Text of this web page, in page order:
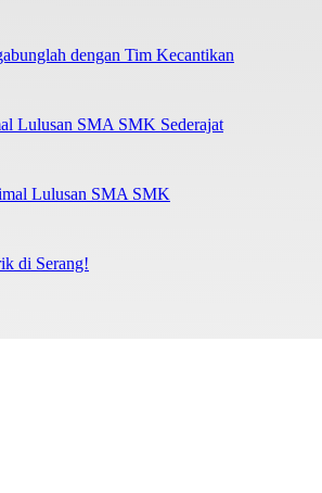
dengan Tim Kecantikan
Lulusan SMA SMK Sederajat
Lulusan SMA SMK
di Serang!